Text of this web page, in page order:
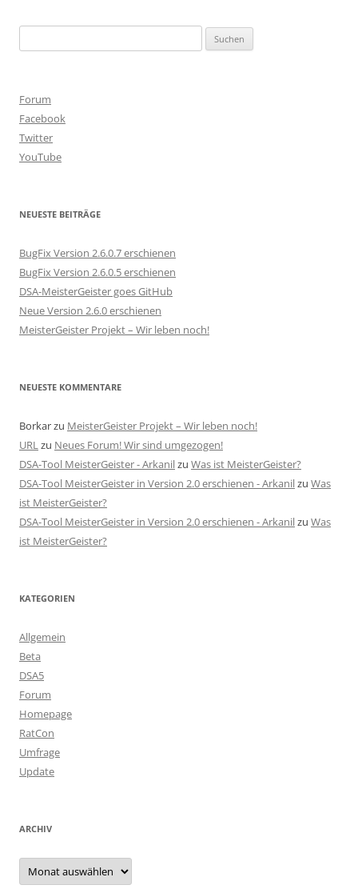
nach:
Forum
Facebook
Twitter
YouTube
NEUESTE BEITRÄGE
BugFix Version 2.6.0.7 erschienen
BugFix Version 2.6.0.5 erschienen
DSA-MeisterGeister goes GitHub
Neue Version 2.6.0 erschienen
MeisterGeister Projekt – Wir leben noch!
NEUESTE KOMMENTARE
Borkarzu MeisterGeister Projekt – Wir leben noch!
URLzu Neues Forum! Wir sind umgezogen!
DSA-Tool MeisterGeister - Arkanilzu Was ist MeisterGeister?
DSA-Tool MeisterGeister in Version 2.0 erschienen - Arkanilzu Was
ist MeisterGeister?
DSA-Tool MeisterGeister in Version 2.0 erschienen - Arkanilzu Was
ist MeisterGeister?
KATEGORIEN
Allgemein
Beta
DSA5
Forum
Homepage
RatCon
Umfrage
Update
ARCHIV
Archiv